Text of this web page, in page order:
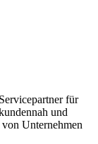
für
und
Unter­neh­men